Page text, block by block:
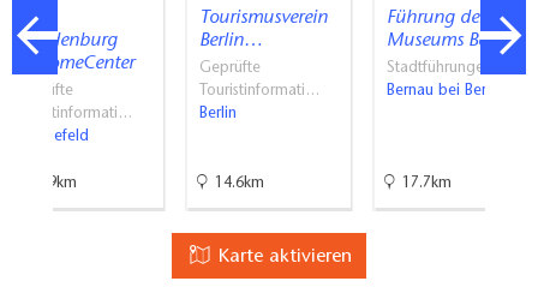
Berlin
Brandenburg
WelcomeCenter
Geprüfte
Touristinformati…
Schönefeld
19.9km
Tourismusverein
Berlin…
Geprüfte
Touristinformati…
Berlin
14.6km
Führung des
Museums Bernau
Stadtführungen
Bernau bei Berlin
17.7km
Karte aktivieren